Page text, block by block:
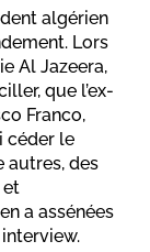
algérien
Lors
Al Jazeera,
que l’ex-
Franco,
céder le
autres, des
et
a assénées